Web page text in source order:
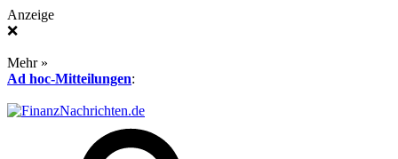
Anzeige
❌
Mehr »
Ad hoc-Mitteilungen: